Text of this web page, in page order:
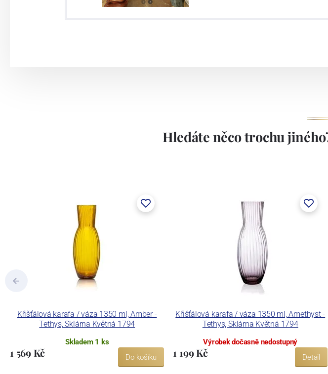
Hledáte něco trochu
Křišťálová karafa / váza 1350 ml, Amber -
Tethys, Sklárna Květná 1794
Skladem 1 ks
1 569 Kč Do košíku
Křišťálová karafa / váza 1350 ml, Amethyst -
Tethys, Sklárna Květná 1794
Výrobek dočasně nedostupný
1 199 Kč Detail